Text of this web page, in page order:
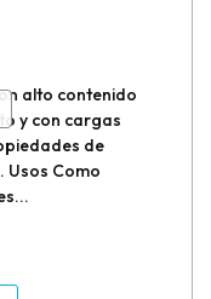
alto contenido
y con cargas
de
Usos Como